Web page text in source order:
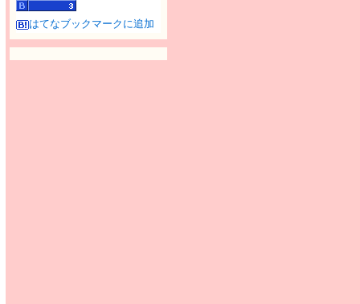
はてなブックマークに追加